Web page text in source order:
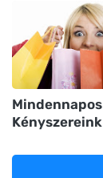
Mindennapos
Kényszereink